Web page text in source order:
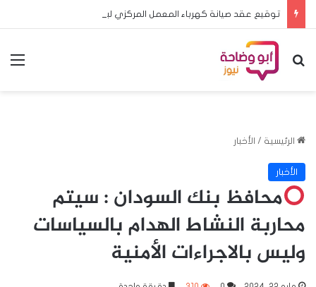
بحث عن
الرئيسية / الأخبار
الأخبار
محافظ بنك السودان : سيتم
محاربة النشاط الهدام بالسياسات
وليس بالاجراءات الأمنية